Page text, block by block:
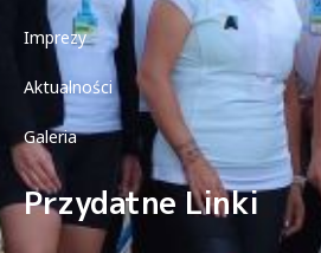
Imprezy
Aktualności
Galeria
Przydatne Linki